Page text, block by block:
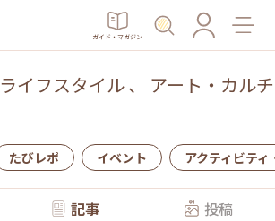
ガイド・マガジン
ライフスタイル、 アート・カルチ
たびレポ イベント アクティビティ
記事 投稿